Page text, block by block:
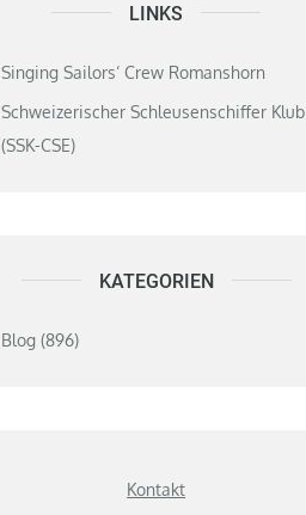
LINKS
Singing Sailors‘ Crew Romanshorn
Schweizerischer Schleusenschiffer Klub
(SSK-CSE)
KATEGORIEN
Blog (896)
Kontakt